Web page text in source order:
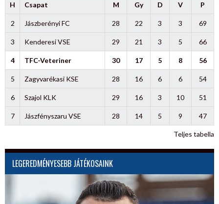
H Csapat M Gy D V P
2 Jászberényi FC 28 22 3 3 69
3 Kenderesi VSE 29 21 3 5 66
4 TFC-Veteriner 30 17 5 8 56
5 Zagyvarékasi KSE 28 16 6 6 54
6 Szajol KLK 29 16 3 10 51
7 Jászfényszaru VSE 28 14 5 9 47
Teljes tabella
LEGEREDMÉNYESEBB JÁTÉKOSAINK